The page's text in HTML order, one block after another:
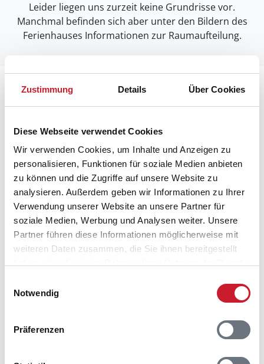
Zustimmung Details Über Cookies
Diese Webseite verwendet Cookies
Wir verwenden Cookies, um Inhalte und Anzeigen zu
personalisieren, Funktionen für soziale Medien anbieten
zu können und die Zugriffe auf unsere Website zu
analysieren. Außerdem geben wir Informationen zu Ihrer
Verwendung unserer Website an unsere Partner für
soziale Medien, Werbung und Analysen weiter. Unsere
Partner führen diese Informationen möglicherweise mit
weiteren Daten zusammen, die Sie ihnen bereitgestellt
Notwendig
Präferenzen
Leider liegen uns zurzeit keine Grundrisse vor.
Manchmal befinden sich aber unter den Bildern des
Ferienhauses Informationen zur Raumaufteilung.
Lageplan
Ferienhaus 14246
Egenæs Vænge 42
Atterup
4571 Grevinge